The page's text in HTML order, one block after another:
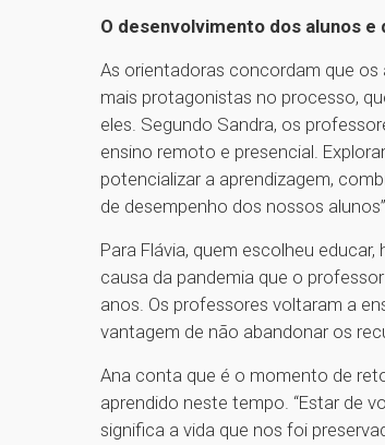
O desenvolvimento dos alunos
As orientadoras concordam que
mais protagonistas no processo,
eles. Segundo Sandra, os
ensino remoto e presencial.
potencializar a aprendizagem,
de desempenho dos nossos
Para Flávia, quem escolheu
causa da pandemia que o
anos. Os professores voltaram a
vantagem de não abandonar os
Ana conta que é o momento de
aprendido neste tempo. “Estar de
significa a vida que nos foi